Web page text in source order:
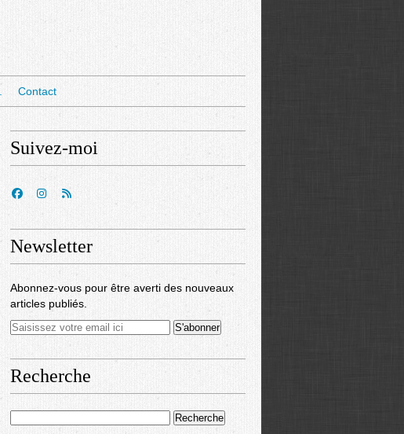
Contact
Suivez-moi
Newsletter
Abonnez-vous pour être averti des nouveaux
articles publiés.
Recherche